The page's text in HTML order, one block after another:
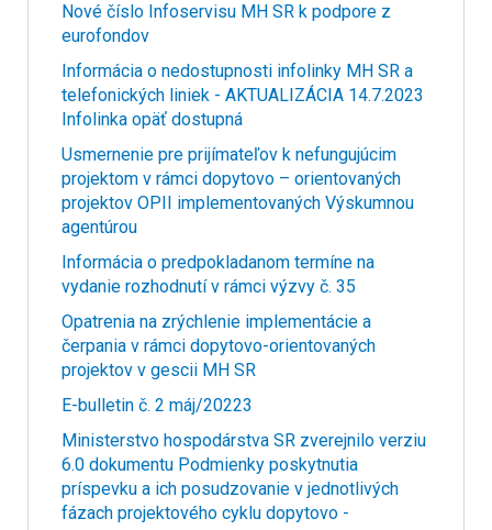
Nové číslo Infoservisu MH SR k podpore z
eurofondov
Informácia o nedostupnosti infolinky MH SR a
telefonických liniek - AKTUALIZÁCIA 14.7.2023
Infolinka opäť dostupná
Usmernenie pre prijímateľov k nefungujúcim
projektom v rámci dopytovo – orientovaných
projektov OPII implementovaných Výskumnou
agentúrou
Informácia o predpokladanom termíne na
vydanie rozhodnutí v rámci výzvy č. 35
Opatrenia na zrýchlenie implementácie a
čerpania v rámci dopytovo-orientovaných
projektov v gescii MH SR
E-bulletin č. 2 máj/20223
Ministerstvo hospodárstva SR zverejnilo verziu
6.0 dokumentu Podmienky poskytnutia
príspevku a ich posudzovanie v jednotlivých
fázach projektového cyklu dopytovo -